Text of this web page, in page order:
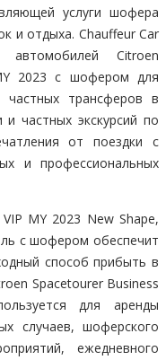
услуги шофера
и отдыха. Chauffeur Car
Citroen
2023 с шофером для
трансферов в
частных экскурсий по
от поездки с
и профессиональных
MY 2023 New Shape,
с шофером обеспечит
способ прибыть в
Spacetourer Business
для аренды
случаев, шоферского
ежедневного